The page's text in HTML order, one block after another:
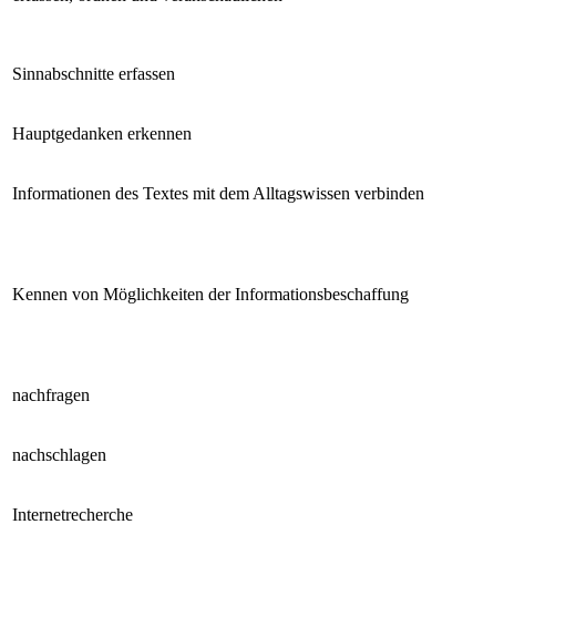
Sinnabschnitte erfassen
Hauptgedanken erkennen
Informationen des Textes mit dem Alltagswissen verbinden
Kennen von Möglichkeiten der Informationsbeschaffung
nachfragen
nachschlagen
Internetrecherche